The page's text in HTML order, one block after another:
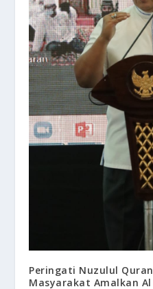
Peringati Nuzulul
Masyarakat Amalkan Al